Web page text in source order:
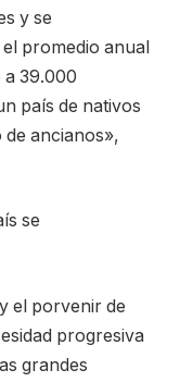
y se
el promedio anual
a 39.000
país de nativos
ancianos»,
se
el porvenir de
progresiva
grandes